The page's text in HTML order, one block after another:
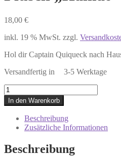
18,00 €
inkl. 19 % MwSt. zzgl.
Hol dir Captain Quiqueck nach
Plüsch
"Hämat"
Menge
In den Warenkorb
Beschreibung
Zusätzliche Informationen
Beschreibung